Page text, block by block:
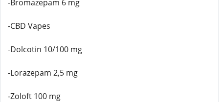
-Bromazepam 6 mg
-CBD Vapes
-Dolcotin 10/100 mg
-Lorazepam 2,5 mg
-Zoloft 100 mg